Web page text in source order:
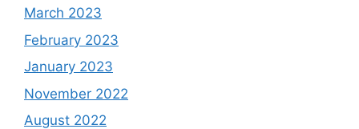
March 2023
February 2023
January 2023
November 2022
August 2022